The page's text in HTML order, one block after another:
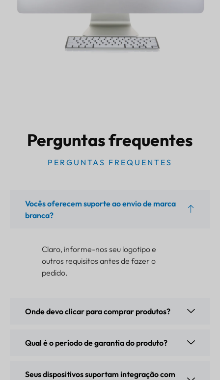
Perguntas frequentes
PERGUNTAS FREQUENTES
Vocês oferecem suporte ao envio de marca
branca?
Claro, informe-nos seu logotipo e
outros requisitos antes de fazer o
pedido.
Onde devo clicar para comprar produtos?
Qual é o período de garantia do produto?
Seus dispositivos suportam integração com